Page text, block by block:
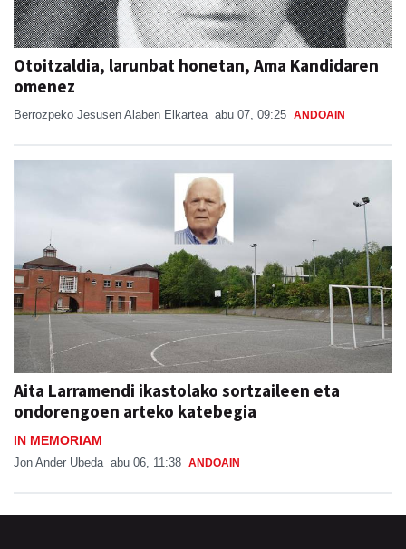
Otoitzaldia, larunbat honetan, Ama Kandidaren
omenez
Berrozpeko Jesusen Alaben Elkartea abu 07, 09:25 ANDOAIN
Aita Larramendi ikastolako sortzaileen eta
ondorengoen arteko katebegia
IN MEMORIAM
Jon Ander Ubeda abu 06, 11:38 ANDOAIN